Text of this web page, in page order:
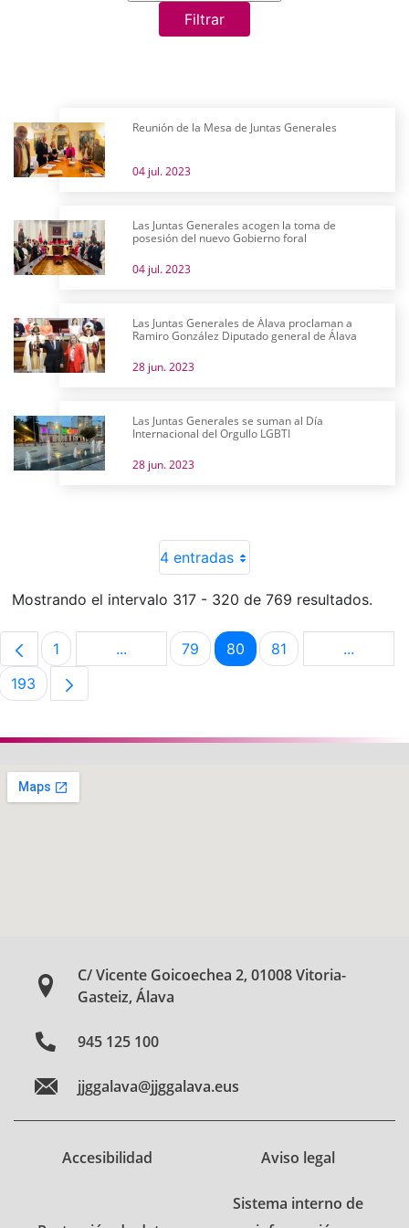
Filtrar
Reunión de la Mesa de Juntas Generales
04 jul. 2023
Las Juntas Generales acogen la toma de
posesión del nuevo Gobierno foral
04 jul. 2023
Las Juntas Generales de Álava proclaman a
Ramiro González Diputado general de Álava
28 jun. 2023
Las Juntas Generales se suman al Día
Internacional del Orgullo LGBTI
28 jun. 2023
4 entradas
Mostrando el intervalo 317 - 320 de 769 resultados.
Página
1 ...Páginas intermedias Use TAB para
Página
79 Página
80 Página
81 ...Páginas
Página
193
C/ Vicente Goicoechea 2, 01008 Vitoria-
Gasteiz, Álava
945 125 100
jjggalava@jjggalava.eus
Accesibilidad Aviso legal
Sistema interno de